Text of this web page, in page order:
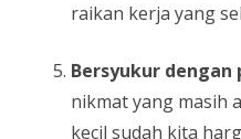
raikan kerja yang
Bersyukur dengan
nikmat yang masih
kecil sudah kita